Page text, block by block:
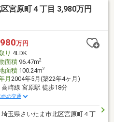
宮原町４丁目 3,980万円
万円
り 4LDK
面積96.47m2
面積100.24m2
月 2004年5月(築22年4ヶ月)
高崎線 宮原駅 徒歩18分
他の交通
埼玉県さいたま市北区宮原町４丁